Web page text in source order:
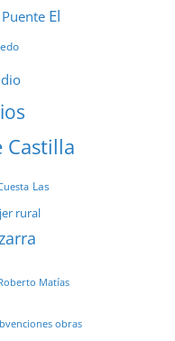
Puente El
Castilla
Las
rural
Matías
obras